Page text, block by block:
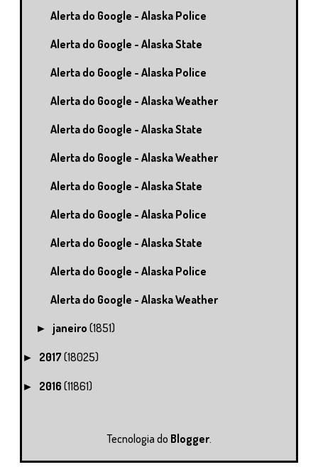
Alerta do Google - Alaska Police
Alerta do Google - Alaska State
Alerta do Google - Alaska Police
Alerta do Google - Alaska Weather
Alerta do Google - Alaska State
Alerta do Google - Alaska Weather
Alerta do Google - Alaska State
Alerta do Google - Alaska Police
Alerta do Google - Alaska State
Alerta do Google - Alaska Police
Alerta do Google - Alaska Weather
► janeiro(1851)
► 2017 (18025)
► 2016 (11861)
Tecnologia do Blogger.